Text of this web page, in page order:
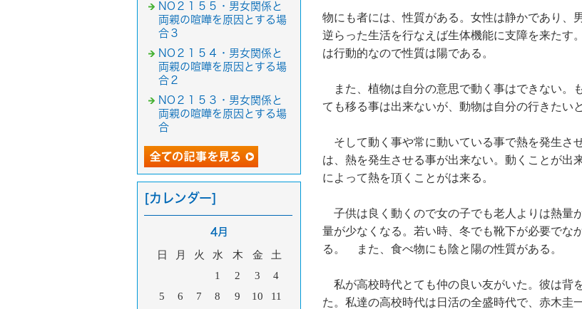
物にも者には、性質がある。女性は静かであり、
逆らった生活を行なえば生体機能に支障を来たす
は行動的なので性質は陽である。
また、植物は自分の意思で動く事はできない。
ても移る事は出来ないが、動物は自分の行きたい
そして動く事や常に動いている事で熱を発生さ
は、熱を発生させる事が出来ない。動くことが出
によって熱を頂くことがは来る。
子供は良く動くので女の子でも老人よりは熱量
量が少なくなる。若い時、冬でも靴下が必要でな
る。 また、食べ物にも陰と陽の性質がある。
私が高校時代とても仲の良い友がいた。彼は背
た。私達の高校時代は日活の全盛時代で、赤木圭
NO２１５５・男女関係と
両親の喧嘩を原因とする場
合３
NO２１５４・男女関係と
両親の喧嘩を原因とする場
合２
NO２１５３・男女関係と
両親の喧嘩を原因とする場
合
[カレンダー]
4月
日 月 火 水 木 金
土
1
2 3
4
5
6 7 8 9 10
11